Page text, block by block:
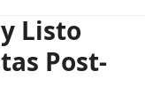
Listo
Post-